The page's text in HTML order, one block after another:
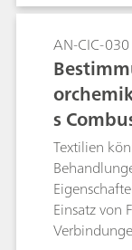
Sacrificial-
gewöhnlich
Freisetzung
dieser
in
Fluorid.
AN-CIC-030
s
Textilien
Einsatz von